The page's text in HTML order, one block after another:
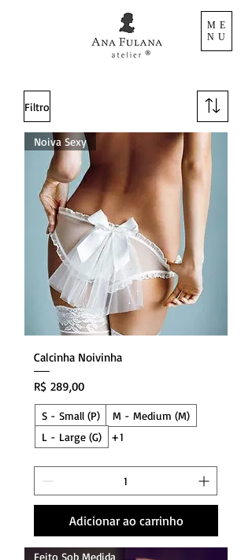
ME
NU
Filtro
Noiva Sexy
Calcinha Noivinha
Preço
R$ 289,00
S - Small (P)
M - Medium (M)
L - Large (G)
+1
Adicionar ao carrinho
Feito Sob Medida